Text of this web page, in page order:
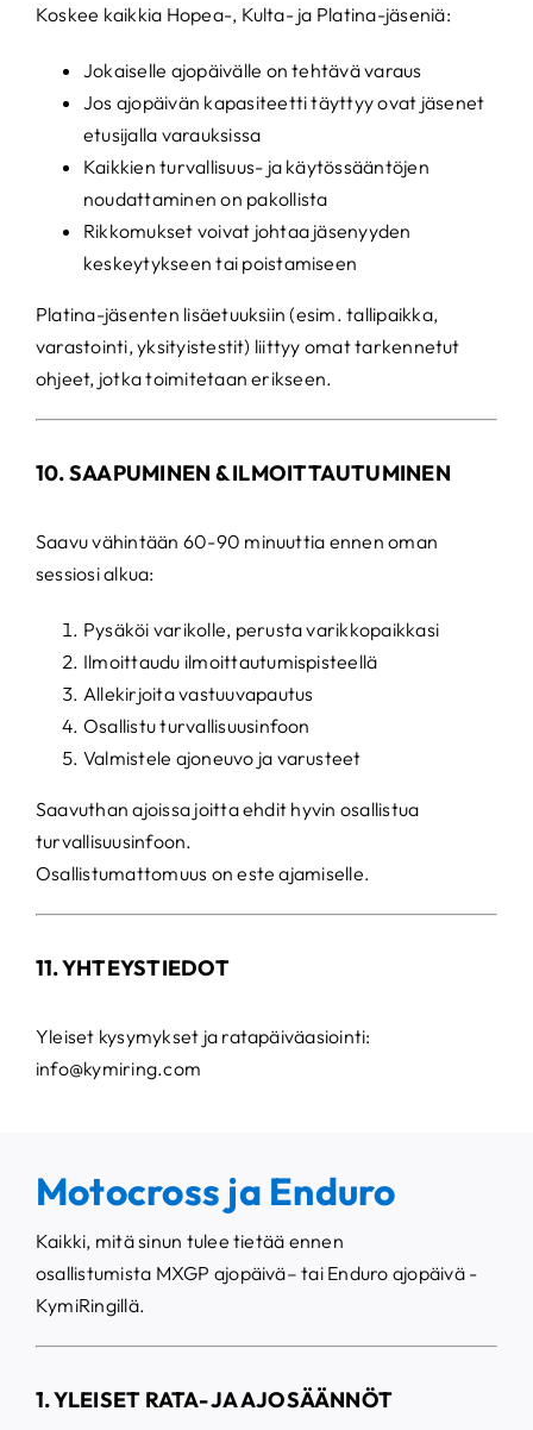
Koskee kaikkia Hopea-, Kulta- ja Platina-jäseniä:
Jokaiselle ajopäivälle on tehtävä varaus
Jos ajopäivän kapasiteetti täyttyy ovat jäsenet
etusijalla varauksissa
Kaikkien turvallisuus- ja käytössääntöjen
noudattaminen on pakollista
Rikkomukset voivat johtaa jäsenyyden
keskeytykseen tai poistamiseen
Platina-jäsenten lisäetuuksiin (esim. tallipaikka,
varastointi, yksityistestit) liittyy omat tarkennetut
ohjeet, jotka toimitetaan erikseen.
10. SAAPUMINEN & ILMOITTAUTUMINEN
Saavu vähintään 60-90 minuuttia ennen oman
sessiosi alkua:
Pysäköi varikolle, perusta varikkopaikkasi
Ilmoittaudu ilmoittautumispisteellä
Allekirjoita vastuuvapautus
Osallistu turvallisuusinfoon
Valmistele ajoneuvo ja varusteet
Saavuthan ajoissa joitta ehdit hyvin osallistua
turvallisuusinfoon.
Osallistumattomuus on este ajamiselle.
11. YHTEYSTIEDOT
Yleiset kysymykset ja ratapäiväasiointi:
info@kymiring.com
Motocross ja Enduro
Kaikki, mitä sinun tulee tietää ennen
osallistumista MXGP ajopäivä– tai Enduro ajopäivä-
KymiRingillä.
1. YLEISET RATA- JA AJOSÄÄNNÖT